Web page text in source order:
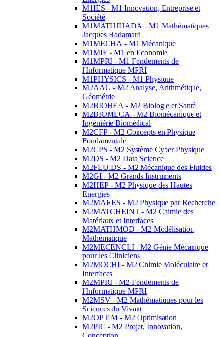
M1IES - M1 Innovation, Entreprise et
Société
M1MATHJHADA - M1 Mathématiques
Jacques Hadamard
M1MECHA - M1 Mécanique
M1MIE - M1 en Economie
M1MPRI - M1 Fondements de
l'Informatique MPRI
M1PHYSICS - M1 Physique
M2AAG - M2 Analyse, Arithmétique,
Géométrie
M2BIOHEA - M2 Biologie et Santé
M2BIOMECA - M2 Biomécanique et
Ingéniérie Biomédical
M2CFP - M2 Concepts en Physique
Fondamentale
M2CPS - M2 Système Cyber Physique
M2DS - M2 Data Science
M2FLUIDS - M2 Mécanique des Fluides
M2GI - M2 Grands Instruments
M2HEP - M2 Physique des Hautes
Energies
M2MARES - M2 Physique par Recherche
M2MATCHEINT - M2 Chimie des
Matériaux et Interfaces
M2MATHMOD - M2 Modélisation
Mathématique
M2MECENCLI - M2 Génie Mécanique
pour les Cliniciens
M2MOCHI - M2 Chimie Moléculaire et
Interfaces
M2MPRI - M2 Fondements de
l'Informatique MPRI
M2MSV - M2 Mathématiques pour les
Sciences du Vivant
M2OPTIM - M2 Optimisation
M2PIC - M2 Projet, Innovation,
Conception